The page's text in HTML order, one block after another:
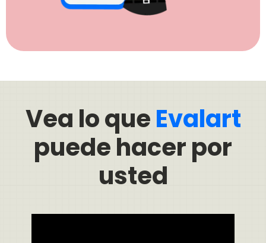
Vea lo queEvalart
puede hacer por
usted